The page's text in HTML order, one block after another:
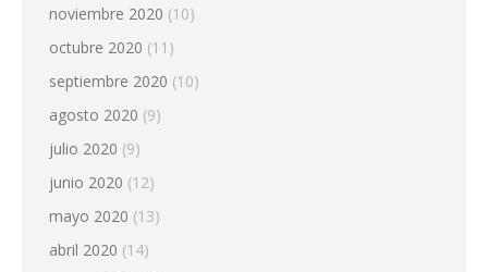
noviembre 2020 (10)
octubre 2020 (11)
septiembre 2020 (10)
agosto 2020 (9)
julio 2020 (9)
junio 2020 (12)
mayo 2020 (13)
abril 2020 (14)